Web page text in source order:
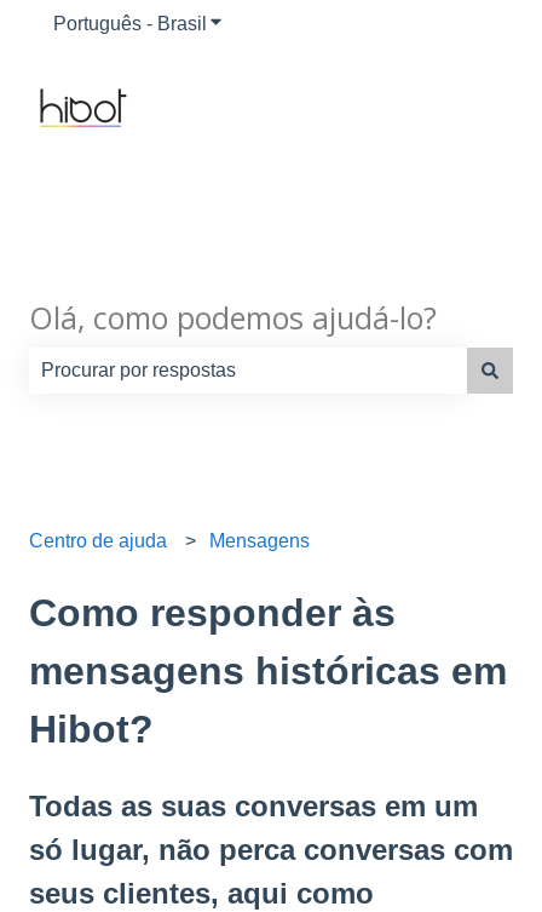
Português - Brasil Mostrar submenu para traduções
Olá, como podemos ajudá-lo?
Centro de ajuda Mensagens
Como responder às
mensagens históricas em
Hibot?
Todas as suas conversas em um
só lugar, não perca conversas com
seus clientes, aqui como